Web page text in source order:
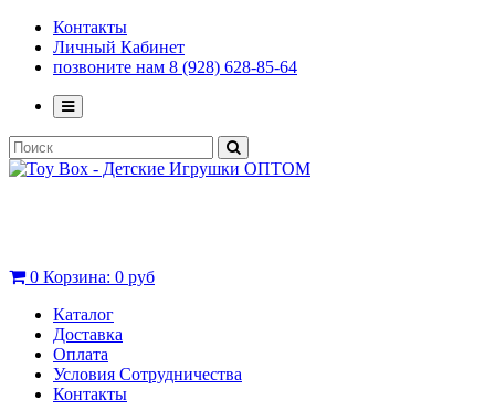
Контакты
Личный Кабинет
позвоните нам 8 (928) 628-85-64
0 Корзина: 0 руб
Каталог
Доставка
Оплата
Условия Сотрудничества
Контакты